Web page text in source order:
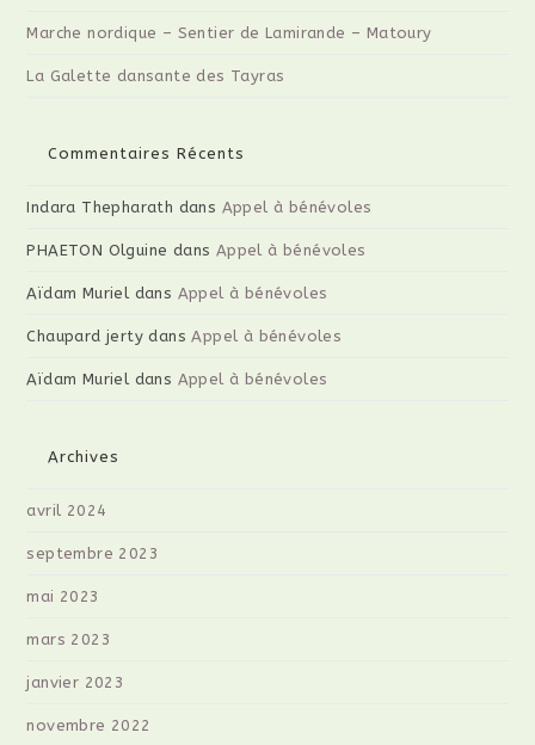
Marche nordique – Sentier de Lamirande – Matoury
La Galette dansante des Tayras
Commentaires Récents
Indara Thepharath dans Appel à bénévoles
PHAETON Olguine dans Appel à bénévoles
Aïdam Muriel dans Appel à bénévoles
Chaupard jerty dansAppel à bénévoles
Aïdam Muriel dans Appel à bénévoles
Archives
avril 2024
septembre 2023
mai 2023
mars 2023
janvier 2023
novembre 2022